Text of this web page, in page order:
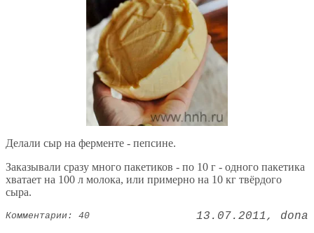
Делали сыр на ферменте - пепсине.
Заказывали сразу много пакетиков - по 10 г - одного пакетика
хватает на 100 л молока, или примерно на 10 кг твёрдого
сыра.
Комментарии: 40 13.07.2011 dona